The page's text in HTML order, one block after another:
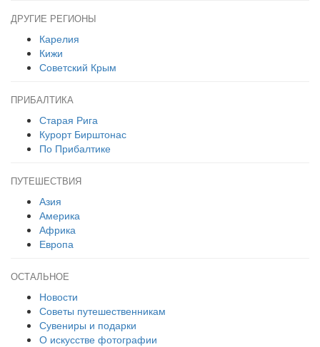
ДРУГИЕ РЕГИОНЫ
Карелия
Кижи
Советский Крым
ПРИБАЛТИКА
Старая Рига
Курорт Бирштонас
По Прибалтике
ПУТЕШЕСТВИЯ
Азия
Америка
Африка
Европа
ОСТАЛЬНОЕ
Новости
Советы путешественникам
Сувениры и подарки
О искусстве фотографии